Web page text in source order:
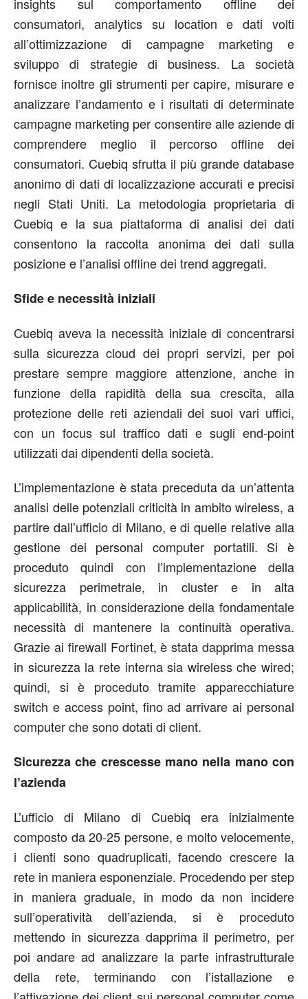
consumatori, analytics su location e dati volti
all’ottimizzazione di campagne marketing e
sviluppo di strategie di business. La società
fornisce inoltre gli strumenti per capire, misurare e
analizzare l’andamento e i risultati di determinate
campagne marketing per consentire alle aziende di
comprendere meglio il percorso offline dei
consumatori. Cuebiq sfrutta il più grande database
anonimo di dati di localizzazione accurati e precisi
negli Stati Uniti. La metodologia proprietaria di
Cuebiq e la sua piattaforma di analisi dei dati
consentono la raccolta anonima dei dati sulla
posizione e l’analisi offline dei trend aggregati.
Sfide e necessità iniziali
Cuebiq aveva la necessità iniziale di concentrarsi
sulla sicurezza cloud dei propri servizi, per poi
prestare sempre maggiore attenzione, anche in
funzione della rapidità della sua crescita, alla
protezione delle reti aziendali dei suoi vari uffici,
con un focus sul traffico dati e sugli end-point
utilizzati dai dipendenti della società.
L’implementazione è stata preceduta da un’attenta
analisi delle potenziali criticità in ambito wireless, a
partire dall’ufficio di Milano, e di quelle relative alla
gestione dei personal computer portatili. Si è
proceduto quindi con l’implementazione della
sicurezza perimetrale, in cluster e in alta
applicabilità, in considerazione della fondamentale
necessità di mantenere la continuità operativa.
Grazie ai firewall Fortinet, è stata dapprima messa
in sicurezza la rete interna sia wireless che wired;
quindi, si è proceduto tramite apparecchiature
switch e access point, fino ad arrivare ai personal
computer che sono dotati di client.
Sicurezza che crescesse mano nella mano con
l’azienda
L’ufficio di Milano di Cuebiq era inizialmente
composto da 20-25 persone, e molto velocemente,
i clienti sono quadruplicati, facendo crescere la
rete in maniera esponenziale. Procedendo per step
in maniera graduale, in modo da non incidere
sull’operatività dell’azienda, si è proceduto
mettendo in sicurezza dapprima il perimetro, per
poi andare ad analizzare la parte infrastrutturale
della rete, terminando con l’istallazione e